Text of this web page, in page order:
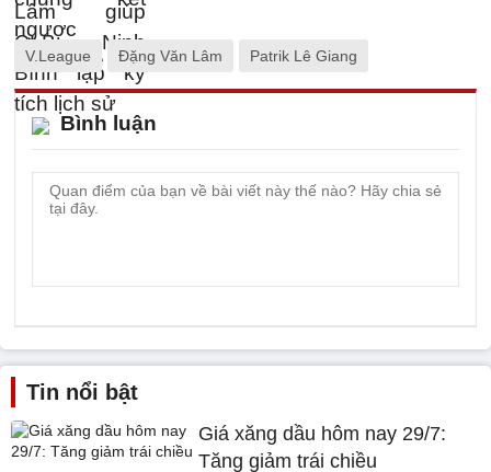
V.League Đặng Văn Lâm Patrik Lê Giang
Bình luận
Tin nổi bật
Giá xăng dầu hôm nay 29/7:
Tăng giảm trái chiều